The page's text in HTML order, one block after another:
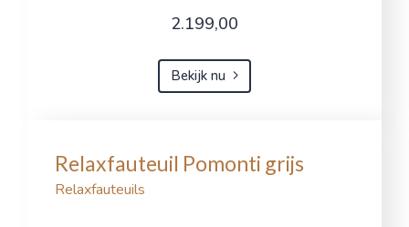
2.199,00
Bekijk nu
Relaxfauteuil Pomonti grijs
Relaxfauteuils